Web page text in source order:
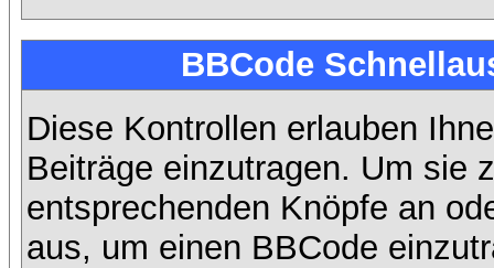
BBCode
Diese Kontrollen erlauben
Beiträge einzutragen. Um sie
entsprechenden Knöpfe an
aus, um einen BBCode